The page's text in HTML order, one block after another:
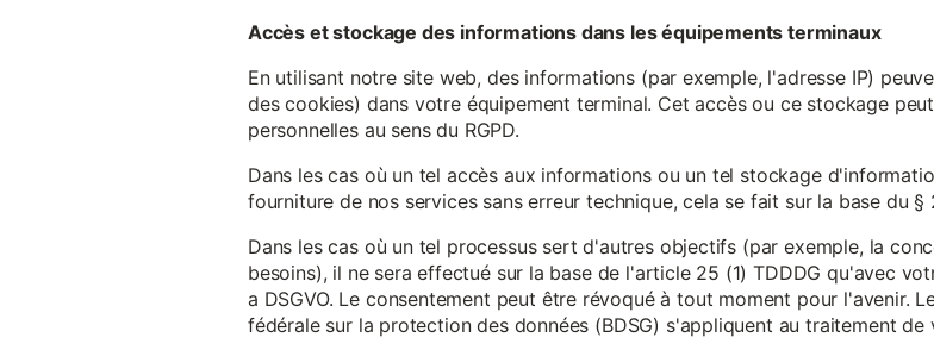
Accès et stockage des informations dans les équipements terminaux
En utilisant notre site web, des informations (par exemple, l'adresse IP)
des cookies) dans votre équipement terminal. Cet accès ou ce stockage
personnelles au sens du RGPD.
Dans les cas où un tel accès aux informations ou un tel stockage
fourniture de nos services sans erreur technique, cela se fait sur la base du §
Dans les cas où un tel processus sert d'autres objectifs (par exemple, la
besoins), il ne sera effectué sur la base de l'article 25 (1) TDDDG qu'avec
a DSGVO. Le consentement peut être révoqué à tout moment pour l'avenir.
fédérale sur la protection des données (BDSG) s'appliquent au traitement de